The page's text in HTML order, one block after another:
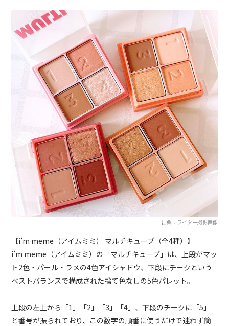
出典：ライター撮影画像
【i’m meme（アイムミミ） マルチキューブ（全4種）】
i’m meme（アイムミミ）の「マルチキューブ」は、上段がマッ
ト2色・パール・ラメの4色アイシャドウ、下段にチークという
ベストバランスで構成された捨て色なしの5色パレット。
上段の左上から「1」「2」「3」「4」、下段のチークに「5」
と番号が振られており、この数字の順番に使うだけで迷わず簡